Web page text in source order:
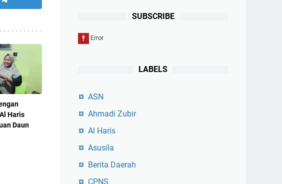
Haris
Daun
SUBSCRIBE
LABELS
ASN
Ahmadi Zubir
Al Haris
Asusila
Berita Daerah
CPNS